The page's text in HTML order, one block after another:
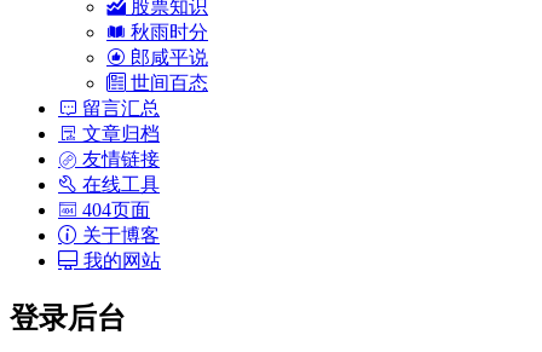
股票知识
秋雨时分
郎咸平说
世间百态
留言汇总
文章归档
友情链接
在线工具
404页面
关于博客
我的网站
登录后台